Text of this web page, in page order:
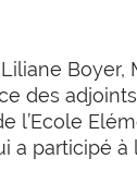
Boyer,
des
l’Ecole
participé à